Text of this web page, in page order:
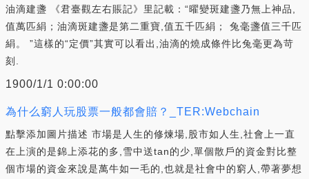
油滴建盞 《君臺觀左右賬記》里記載：“曜變斑建盞乃無上神品,
值萬匹絹；油滴斑建盞是第二重寶,值五千匹絹； 兔毫盞值三千匹
絹。 ”這樣的“定價”其實可以看出,油滴的燒成條件比兔毫更為苛
刻.
1900/1/1 0:00:00
為什么窮人玩股票一般都會賠？_TER:Webchain
點擊添加圖片描述 市場是人生的修煉場,股市如人生,社會上一直
在上演的是錦上添花的多,雪中送tan的少,單個散戶的資金對比整
個市場的資金來說是萬牛如一毛的,也就是社會中的窮人,帶著夢想